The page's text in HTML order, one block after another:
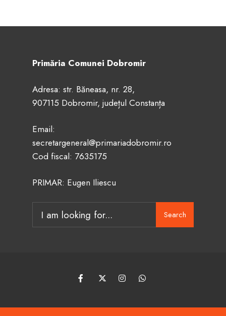
Primăria Comunei Dobromir
Adresa: str. Băneasa, nr. 28,
907115 Dobromir, județul Constanța
Email:
secretargeneral@primariadobromir.ro
Cod fiscal: 7635175
PRIMAR: Eugen Iliescu
for:
Search